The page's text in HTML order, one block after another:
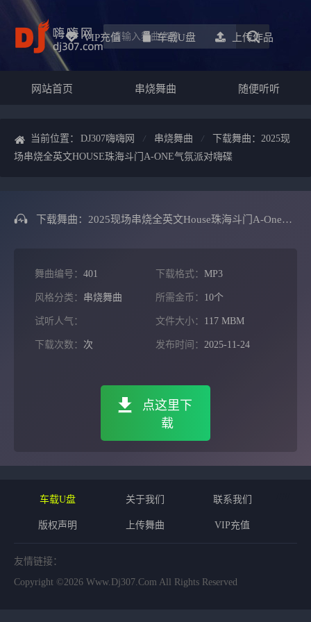
VIP充值 车载u盘 上传作品
网站首页 串烧舞曲 随便听听
当前位置： DJ307嗨嗨网 串烧舞曲
下载舞曲：2025现
场串烧全英文HOUSE珠海斗门A-ONE气氛派对嗨碟
下载舞曲：2025现场串烧全英文House珠海斗门A-One气氛派对嗨碟
舞曲编号： 401 下载格式： MP3
风格分类： 串烧舞曲 所需金币： 10个
试听人气： 文件大小： 117 MBM
下载次数： 次 发布时间： 2025-11-24
点这里下
载
车载U盘 关于我们 联系我们
版权声明 上传舞曲 VIP充值
友情链接：
Copyright ©2026 Www.dj307.com All Rights Reserved